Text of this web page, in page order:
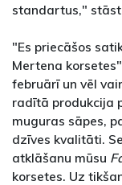
standartus,"
"Es priecāšos
Mertena
februārī un vēl
radītā produkcija
muguras sāpes,
dzīves kvalitāti.
atklāšanu mūsu
korsetes. Uz